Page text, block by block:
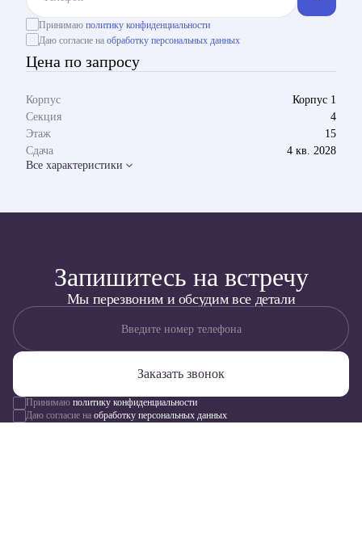
Принимаю политику конфиденциальности
Даю согласие на обработку персональных данных
Цена по запросу
Корпус
Корпус 1
Секция
4
Этаж
15
Сдача
4 кв. 2028
Все характеристики
Запишитесь на встречу
Мы перезвоним и обсудим все детали
Введите номер телефона
Заказать звонок
Принимаю политику конфиденциальности
Даю согласие на обработку персональных данных